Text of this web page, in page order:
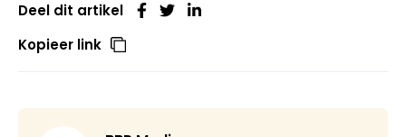
Deel dit artikel
Kopieer link